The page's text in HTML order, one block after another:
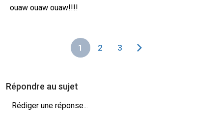
ouaw ouaw ouaw!!!!
1 2 3
Répondre au sujet